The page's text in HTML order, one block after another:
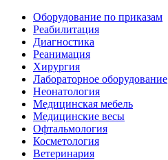
Оборудование по приказам
Реабилитация
Диагностика
Реанимация
Хирургия
Лабораторное оборудование
Неонатология
Медицинская мебель
Медицинские весы
Офтальмология
Косметология
Ветеринария